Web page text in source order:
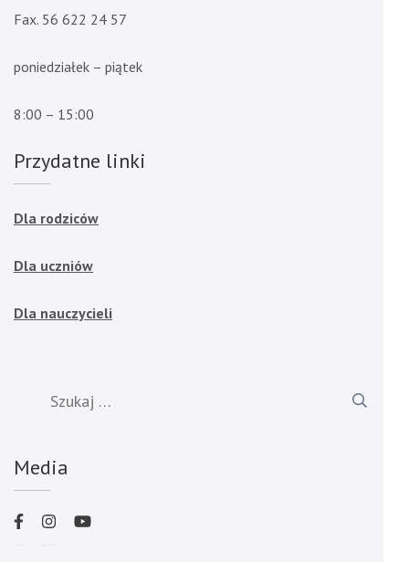
Fax. 56 622 24 57
poniedziałek – piątek
8:00 – 15:00
Przydatne linki
Dla rodziców
Dla uczniów
Dla nauczycieli
Media